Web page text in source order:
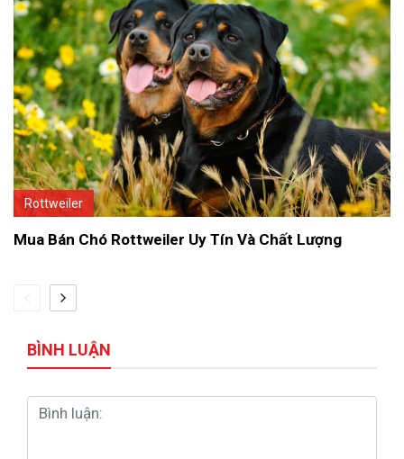
Rottweiler
Mua Bán Chó Rottweiler Uy Tín Và Chất Lượng
BÌNH LUẬN